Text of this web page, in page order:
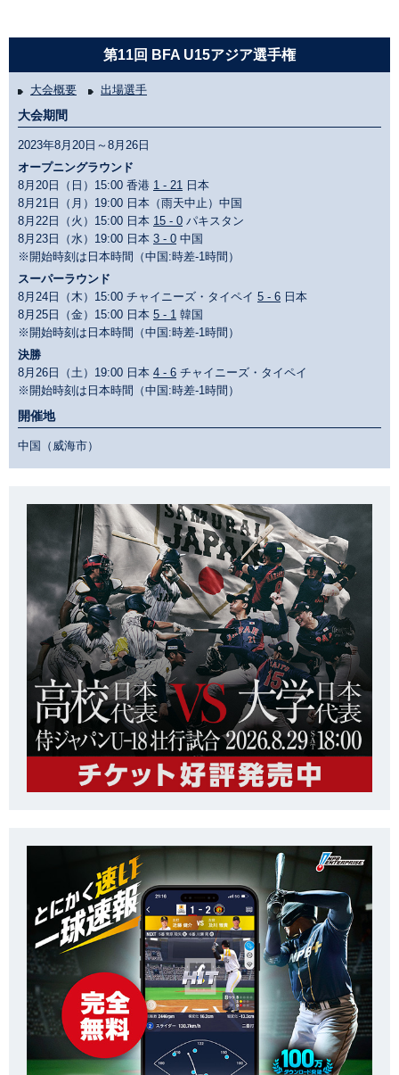
第11回 BFA U15アジア選手権
大会概要 出場選手
大会期間
2023年8月20日～8月26日
オープニングラウンド
8月20日（日）15:00 香港 1 - 21 日本
8月21日（月）19:00 日本（雨天中止）中国
8月22日（火）15:00 日本 15 - 0 パキスタン
8月23日（水）19:00 日本 3 - 0 中国
※開始時刻は日本時間（中国:時差-1時間）
スーパーラウンド
8月24日（木）15:00 チャイニーズ・タイペイ 5 - 6 日本
8月25日（金）15:00 日本 5 - 1 韓国
※開始時刻は日本時間（中国:時差-1時間）
決勝
8月26日（土）19:00 日本 4 - 6 チャイニーズ・タイペイ
※開始時刻は日本時間（中国:時差-1時間）
開催地
中国（威海市）